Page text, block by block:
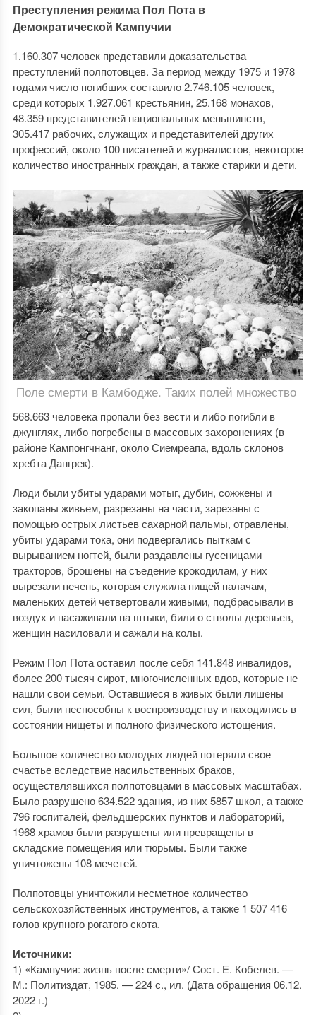
Преступления режима Пол Пота в
Демократической Кампучии
1.160.307 человек представили доказательства
преступлений полпотовцев. За период между 1975 и 1978
годами число погибших составило 2.746.105 человек,
среди которых 1.927.061 крестьянин, 25.168 монахов,
48.359 представителей национальных меньшинств,
305.417 рабочих, служащих и представителей других
профессий, около 100 писателей и журналистов, некоторое
количество иностранных граждан, а также старики и дети.
Поле смерти в Камбодже. Таких полей множество
568.663 человека пропали без вести и либо погибли в
джунглях, либо погребены в массовых захоронениях (в
районе Кампонгчнанг, около Сиемреапа, вдоль склонов
хребта Дангрек).
Люди были убиты ударами мотыг, дубин, сожжены и
закопаны живьем, разрезаны на части, зарезаны с
помощью острых листьев сахарной пальмы, отравлены,
убиты ударами тока, они подвергались пыткам с
вырыванием ногтей, были раздавлены гусеницами
тракторов, брошены на съедение крокодилам, у них
вырезали печень, которая служила пищей палачам,
маленьких детей четвертовали живыми, подбрасывали в
воздух и насаживали на штыки, били о стволы деревьев,
женщин насиловали и сажали на колы.
Режим Пол Пота оставил после себя 141.848 инвалидов,
более 200 тысяч сирот, многочисленных вдов, которые не
нашли свои семьи. Оставшиеся в живых были лишены
сил, были неспособны к воспроизводству и находились в
состоянии нищеты и полного физического истощения.
Большое количество молодых людей потеряли свое
счастье вследствие насильственных браков,
осуществлявшихся полпотовцами в массовых масштабах.
Было разрушено 634.522 здания, из них 5857 школ, а также
796 госпиталей, фельдшерских пунктов и лаборато­рий,
1968 храмов были разрушены или превращены в
складские помещения или тюрьмы. Были также
уничтожены 108 мечетей.
Полпотовцы уничтожили несметное количество
сельскохозяйственных инструментов, а также 1 507 416
голов крупного рогатого скота.
Источники:
1) «Кампучия: жизнь после смерти»/ Сост. Е. Кобелев. —
М.: Политиздат, 1985. — 224 с., ил. (Дата обращения 06.12.
2022 г.)